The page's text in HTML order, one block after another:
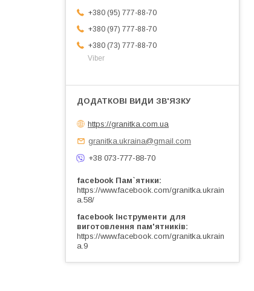
+380 (95) 777-88-70
+380 (97) 777-88-70
+380 (73) 777-88-70
Viber
https://granitka.com.ua
granitka.ukraina@gmail.com
+38 073-777-88-70
facebook Пам`ятнки
https://www.facebook.com/granitka.ukrain
a.58/
facebook Інструменти для
виготовлення пам'ятників
https://www.facebook.com/granitka.ukrain
a.9